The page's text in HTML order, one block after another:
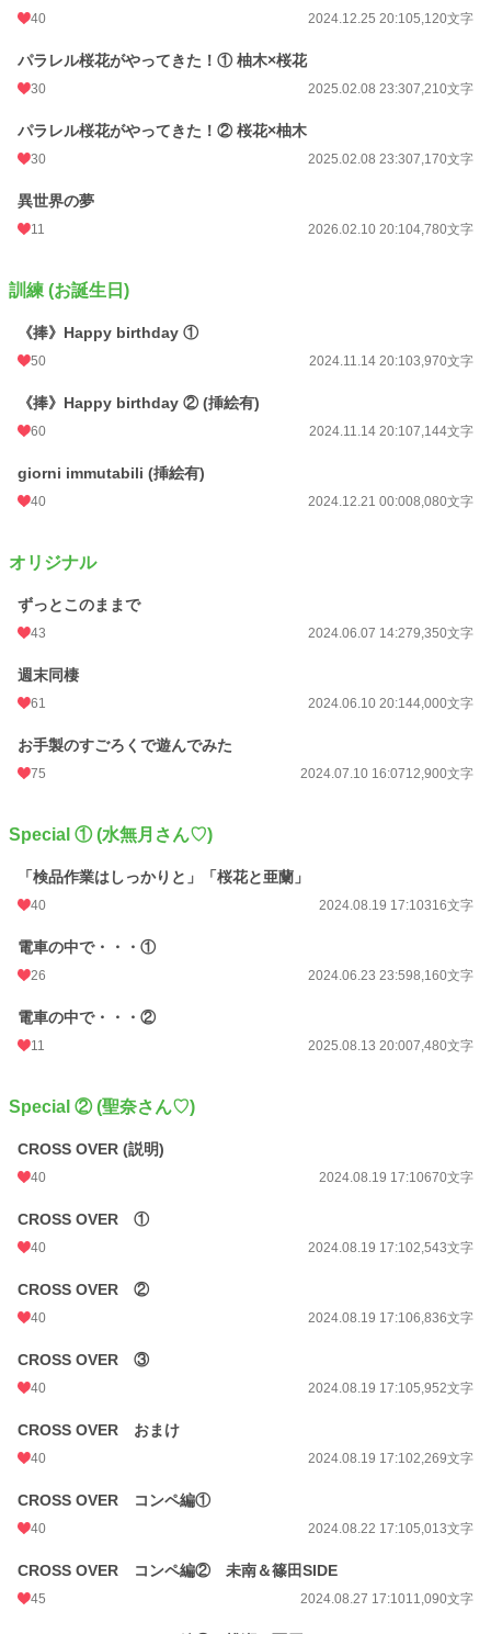
40 2024.12.25 20:105,120文字
パラレル桜花がやってきた！① 柚木×桜花
30 2025.02.08 23:307,210文字
パラレル桜花がやってきた！② 桜花×柚木
30 2025.02.08 23:307,170文字
異世界の夢
11 2026.02.10 20:104,780文字
訓練 (お誕生日)
《捧》Happy birthday ①
50 2024.11.14 20:103,970文字
《捧》Happy birthday ② (挿絵有)
60 2024.11.14 20:107,144文字
giorni immutabili (挿絵有)
40 2024.12.21 00:008,080文字
オリジナル
ずっとこのままで
43 2024.06.07 14:279,350文字
週末同棲
61 2024.06.10 20:144,000文字
お手製のすごろくで遊んでみた
75 2024.07.10 16:0712,900文字
Special ① (水無月さん♡)
「検品作業はしっかりと」「桜花と亜蘭」
40 2024.08.19 17:10316文字
電車の中で・・・①
26 2024.06.23 23:598,160文字
電車の中で・・・②
11 2025.08.13 20:007,480文字
Special ② (聖奈さん♡)
CROSS OVER (説明)
40 2024.08.19 17:10670文字
CROSS OVER ①
40 2024.08.19 17:102,543文字
CROSS OVER ②
40 2024.08.19 17:106,836文字
CROSS OVER ③
40 2024.08.19 17:105,952文字
CROSS OVER おまけ
40 2024.08.19 17:102,269文字
CROSS OVER コンペ編①
40 2024.08.22 17:105,013文字
CROSS OVER コンペ編② 未南＆篠田SIDE
45 2024.08.27 17:1011,090文字